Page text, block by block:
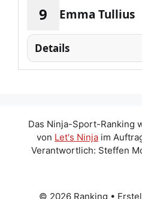
9 Emma Tullius
Details
Das Ninja-Sport-Ranking
von Let's Ninja im
Verantwortlich: Steffen
© 2026 Ranking •